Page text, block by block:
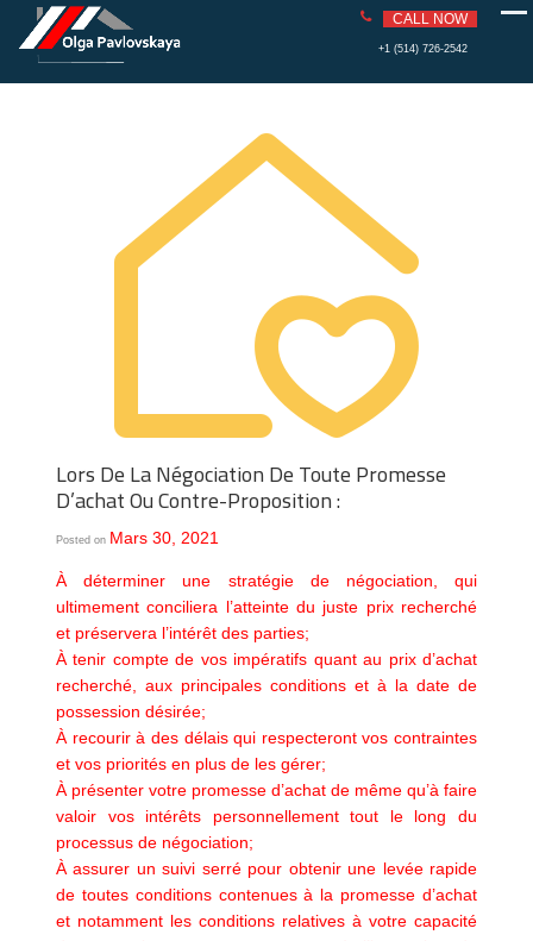
Skip
PAVLOVS
KAYA
REAL ESTATE CALL NOW
+1 (514) 726-2542
Lors De La Négociation De Toute Promesse
D’achat Ou Contre-Proposition :
Posted on Mars 30, 2021
À déterminer une stratégie de négociation, qui
ultimement conciliera l’atteinte du juste prix recherché
et préservera l’intérêt des parties;
À tenir compte de vos impératifs quant au prix d’achat
recherché, aux principales conditions et à la date de
possession désirée;
À recourir à des délais qui respecteront vos contraintes
et vos priorités en plus de les gérer;
À présenter votre promesse d’achat de même qu’à faire
valoir vos intérêts personnellement tout le long du
processus de négociation;
À assurer un suivi serré pour obtenir une levée rapide
de toutes conditions contenues à la promesse d’achat
et notamment les conditions relatives à votre capacité